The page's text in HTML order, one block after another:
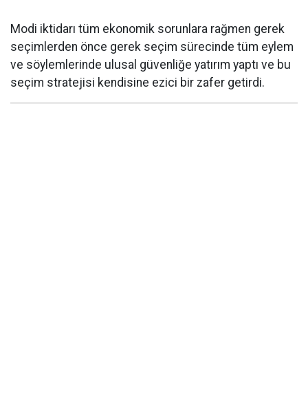
Modi iktidarı tüm ekonomik sorunlara rağmen gerek
seçimlerden önce gerek seçim sürecinde tüm eylem
ve söylemlerinde ulusal güvenliğe yatırım yaptı ve bu
seçim stratejisi kendisine ezici bir zafer getirdi.